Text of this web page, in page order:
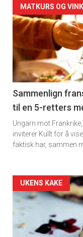
Forsiden
akkurat
nå
-
5
MATKURS OG
Sammenlign
til en 5-retters
Ungarn mot
inviterer Kullt for å
faktisk har, sammen
Forsiden
akkurat
nå
UKENS KAKE